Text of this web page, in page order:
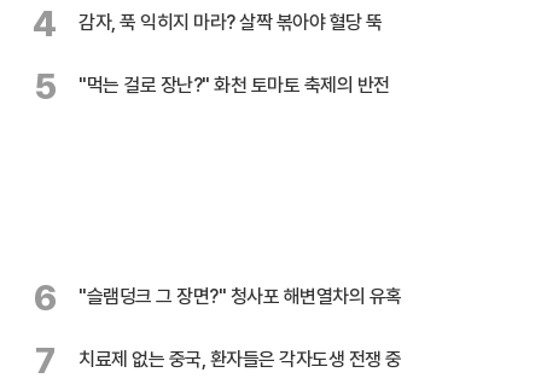
4 감자, 푹 익히지 마라? 살짝 볶아야 혈당 뚝
5 "먹는 걸로 장난?" 화천 토마토 축제의 반전
6 "슬램덩크 그 장면?" 청사포 해변열차의 유혹
7 치료제 없는 중국, 환자들은 각자도생 전쟁 중